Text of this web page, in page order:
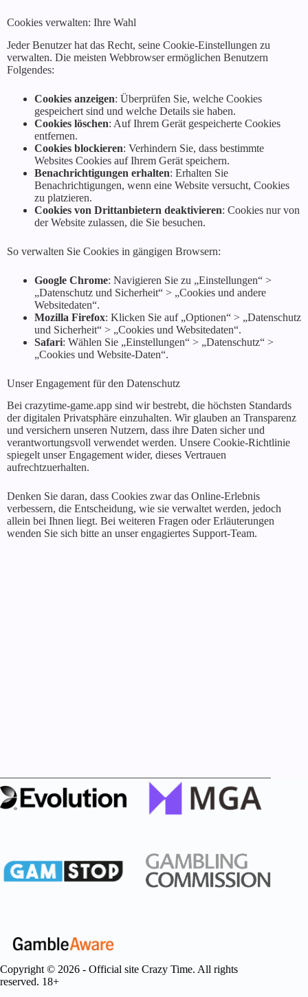
Cookies verwalten: Ihre Wahl
Jeder Benutzer hat das Recht, seine Cookie-Einstellungen zu
verwalten. Die meisten Webbrowser ermöglichen Benutzern
Folgendes:
Cookies anzeigen: Überprüfen Sie, welche Cookies
gespeichert sind und welche Details sie haben.
Cookies löschen: Auf Ihrem Gerät gespeicherte Cookies
entfernen.
Cookies blockieren: Verhindern Sie, dass bestimmte
Websites Cookies auf Ihrem Gerät speichern.
Benachrichtigungen erhalten: Erhalten Sie
Benachrichtigungen, wenn eine Website versucht, Cookies
zu platzieren.
Cookies von Drittanbietern deaktivieren: Cookies nur von
der Website zulassen, die Sie besuchen.
So verwalten Sie Cookies in gängigen Browsern:
Google Chrome: Navigieren Sie zu „Einstellungen“ >
„Datenschutz und Sicherheit“ > „Cookies und andere
Websitedaten“.
Mozilla Firefox: Klicken Sie auf „Optionen“ > „Datenschutz
und Sicherheit“ > „Cookies und Websitedaten“.
Safari: Wählen Sie „Einstellungen“ > „Datenschutz“ >
„Cookies und Website-Daten“.
Unser Engagement für den Datenschutz
Bei crazytime-game.app sind wir bestrebt, die höchsten Standards
der digitalen Privatsphäre einzuhalten. Wir glauben an Transparenz
und versichern unseren Nutzern, dass ihre Daten sicher und
verantwortungsvoll verwendet werden. Unsere Cookie-Richtlinie
spiegelt unser Engagement wider, dieses Vertrauen
aufrechtzuerhalten.
Denken Sie daran, dass Cookies zwar das Online-Erlebnis
verbessern, die Entscheidung, wie sie verwaltet werden, jedoch
allein bei Ihnen liegt. Bei weiteren Fragen oder Erläuterungen
wenden Sie sich bitte an unser engagiertes Support-Team.
Copyright © 2026 - Official site Crazy Time. All rights
reserved. 18+